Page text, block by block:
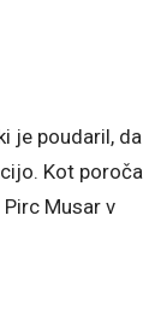
je poudaril, da
Kot poroča
Musar v